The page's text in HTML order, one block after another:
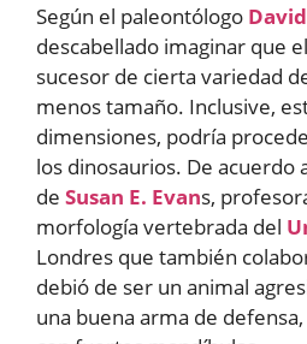
Según el paleontólogo
descabellado imaginar que
sucesor de cierta variedad
menos tamaño. Inclusive,
dimensiones, podría
los dinosaurios. De acuerdo
de Susan E. Evans,
morfología vertebrada del
Londres que también
debió de ser un animal
una buena arma de